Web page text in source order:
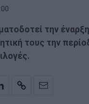
την
τους την